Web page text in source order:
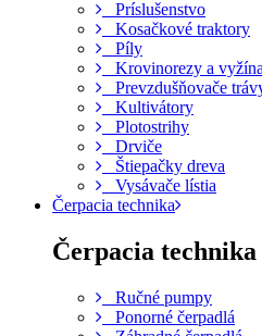
Príslušenstvo
Kosačkové traktory
Píly
Krovinorezy a
Prevzdušňovače
Kultivátory
Plotostrihy
Drviče
Štiepačky dreva
Vysávače lístia
Čerpacia technika
Čerpacia technika
Ručné pumpy
Ponorné čerpadlá